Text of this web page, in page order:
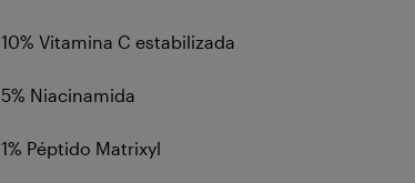
10% Vitamina C estabilizada
5% Niacinamida
1% Péptido Matrixyl